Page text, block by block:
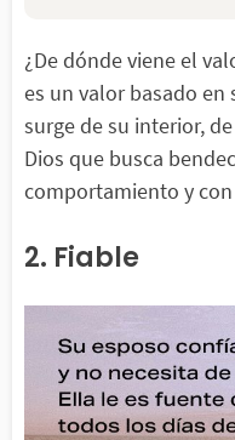
¿De dónde viene el
es un valor basado en
surge de su interior,
Dios que busca
comportamiento y
2. Fiable